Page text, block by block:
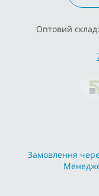
Оптовий
Замовлення